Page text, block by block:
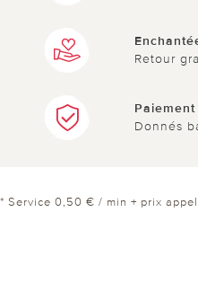
Retour
Donnés
* Service 0,50 € / min + prix appel